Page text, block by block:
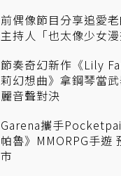
前偶像節目分享追愛
主持人「也太像少女漫
節奏奇幻新作《Lily
莉幻想曲》拿鋼琴當
麗音聲對決
Garena攜手
帕魯》MMORPG手遊
市